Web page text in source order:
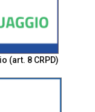
(art. 8 CRPD)